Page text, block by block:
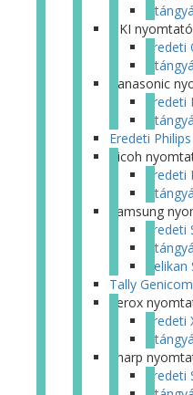
OKI
Eredeti
Panasonic
Eredeti Philips
Ricoh
Samsung
Tally
Xerox
Sharp